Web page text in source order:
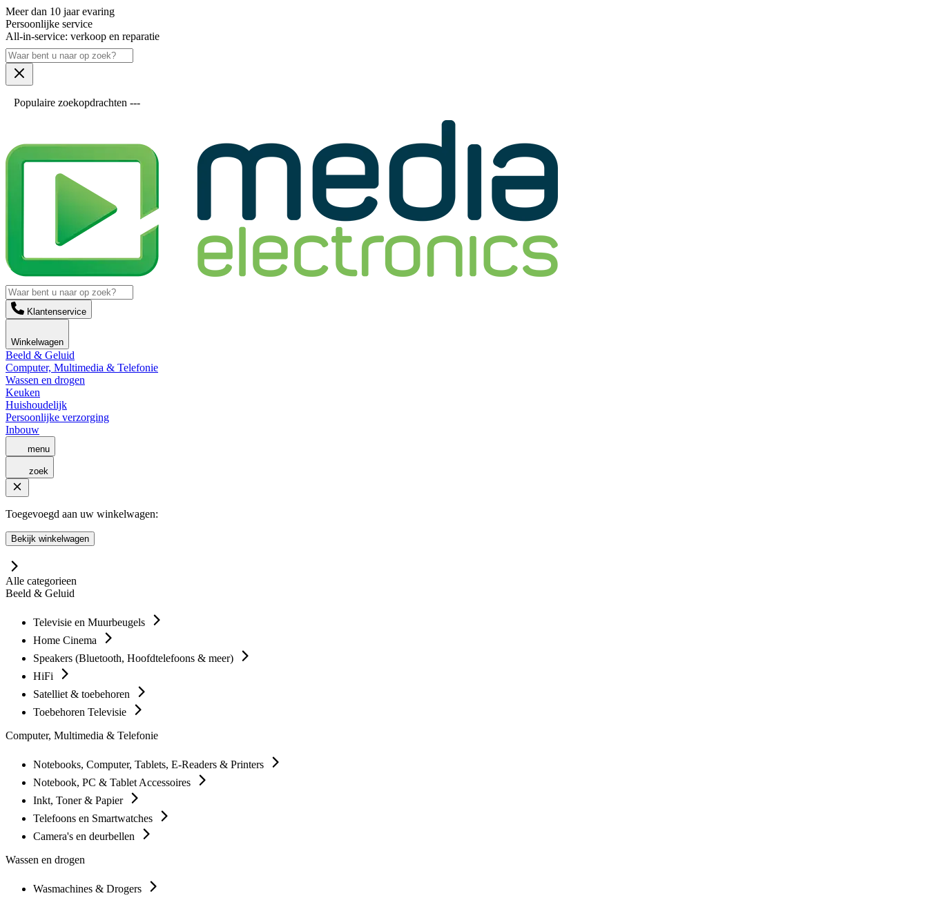
Meer dan 10 jaar evaring
Persoonlijke service
All-in-service: verkoop en reparatie
Populaire zoekopdrachten ---
Klantenservice
Winkelwagen
Beeld & Geluid
Computer, Multimedia & Telefonie
Wassen en drogen
Keuken
Huishoudelijk
Persoonlijke verzorging
Inbouw
menu
zoek
Toegevoegd aan uw winkelwagen:
Bekijk winkelwagen
Alle categorieen
Beeld & Geluid
Televisie en Muurbeugels
Home Cinema
Speakers (Bluetooth, Hoofdtelefoons & meer)
HiFi
Satelliet & toebehoren
Toebehoren Televisie
Computer, Multimedia & Telefonie
Notebooks, Computer, Tablets, E-Readers & Printers
Notebook, PC & Tablet Accessoires
Inkt, Toner & Papier
Telefoons en Smartwatches
Camera's en deurbellen
Wassen en drogen
Wasmachines & Drogers